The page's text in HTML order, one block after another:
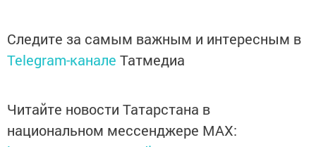
Следите за самым важным и интересным в
Telegram-канале Татмедиа
Читайте новости Татарстана в
национальном мессенджере MАХ: